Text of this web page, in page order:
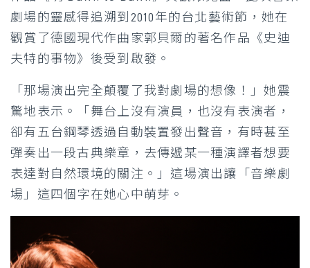
劇場的靈感得追溯到2010年的台北藝術節，她在
觀賞了德國現代作曲家郭貝爾的著名作品《史迪
夫特的事物》後受到啟發。
「那場演出完全顛覆了我對劇場的想像！」她震
驚地表示。「舞台上沒有演員，也沒有表演者，
卻有五台鋼琴透過自動裝置發出聲音，有時甚至
彈奏出一段古典樂章，去傳遞某一種演譯者想要
表達對自然環境的關注。」這場演出讓「音樂劇
場」這四個字在她心中萌芽。